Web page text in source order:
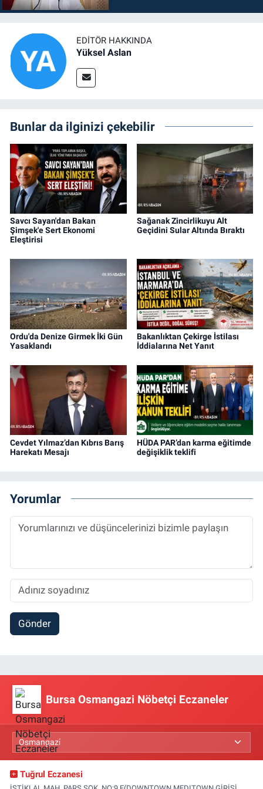
EDITÖR HAKKINDA
Yüksel Aslan
Bunlar da ilginizi çekebilir
Savcı Sayan'dan Bakan
Şimşek'e Sert Ekonomi
Eleştirisi
Sağanak Zincirlikuyu Alt
Geçidini Sular Altında Bıraktı
Ordu'da Denize Girmek İki Gün
Yasaklandı
Bakanlıktan Çekirge İstilası
İddialarına Net Yanıt
Cevdet Yılmaz’dan Kıbrıs Barış
Harekatı Mesajı
HÜDA PAR’dan karma eğitimde
değişiklik teklifi
Yorumlar
Gönder
Bursa Osmangazi Nöbetçi Eczaneler
Tuğrul Eczanesi